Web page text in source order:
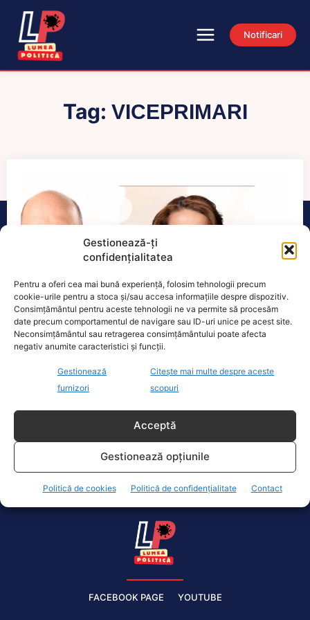
Gestionează-ți
confidențialitatea
Pentru a oferi cea mai bună experiență, folosim tehnologii precum
cookie-urile pentru a stoca și/sau accesa informațiile despre dispozitiv.
Consimțământul pentru aceste tehnologii ne va permite să procesăm
date precum comportamentul de navigare sau ID-uri unice pe acest site.
Neconsimțământul sau retragerea consimțământului poate afecta
negativ anumite caracteristici și funcții.
Gestionează
furnizori
Citește mai multe despre aceste
scopuri
Acceptă
Gestionează opțiunile
Politică de cookies Politică de confidențialitate Contact
Notificari
Tag: VICEPRIMARI
Luni vor fi aleși viceprimarii sectorului 1
După validarea ultimilor consilieri locali, luni vor fi
aleși și viceprimarii sectorului 1. La începutul
săptămânii viitoare, pe 23...
FACEBOOK PAGE YOUTUBE